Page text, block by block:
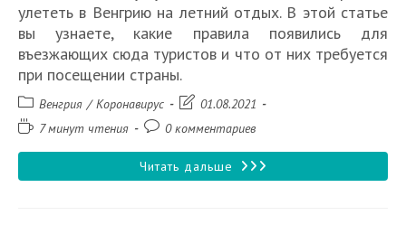
улететь в Венгрию на летний отдых. В этой статье
вы узнаете, какие правила появились для
въезжающих сюда туристов и что от них требуется
при посещении страны.
Рубрика
записи:
Венгрия / Коронавирус
Запись01.08.2021
Время7 минут чтения
Комментарии
записи:
0 комментариев
Читать дальше Актуальные